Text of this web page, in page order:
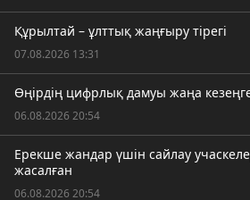
Құрылтай – ұлттық жаңғыру тірегі
07.08.2026 13:31
Өңірдің цифрлық дамуы жаңа
06.08.2026 20:54
Ерекше жандар үшін сайлау
жасалған
06.08.2026 20:54